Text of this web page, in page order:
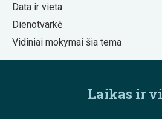
Data ir vieta
Dienotvarkė
Vidiniai mokymai šia tema
Laikas ir